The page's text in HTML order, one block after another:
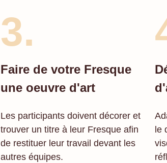
3.
Faire de votre Fresque
une oeuvre d'art
Les participants doivent décorer et
trouver un titre à leur Fresque afin
de restituer leur travail devant les
autres équipes.
le